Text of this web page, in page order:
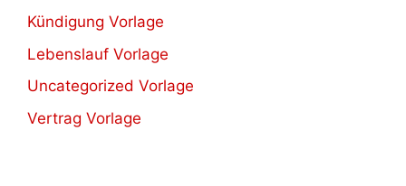
Kündigung Vorlage
Lebenslauf Vorlage
Uncategorized Vorlage
Vertrag Vorlage